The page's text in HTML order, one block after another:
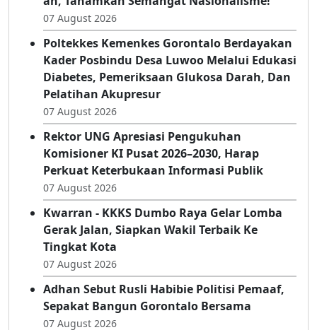
07 August 2026
SMP Negeri 1 Bolaang Uki Gelar Lomba 17-
an, Tanamkan Semangat Nasionalisme!
07 August 2026
Poltekkes Kemenkes Gorontalo Berdayakan
Kader Posbindu Desa Luwoo Melalui Edukasi
Diabetes, Pemeriksaan Glukosa Darah, Dan
Pelatihan Akupresur
07 August 2026
Rektor UNG Apresiasi Pengukuhan
Komisioner KI Pusat 2026–2030, Harap
Perkuat Keterbukaan Informasi Publik
07 August 2026
Kwarran - KKKS Dumbo Raya Gelar Lomba
Gerak Jalan, Siapkan Wakil Terbaik Ke
Tingkat Kota
07 August 2026